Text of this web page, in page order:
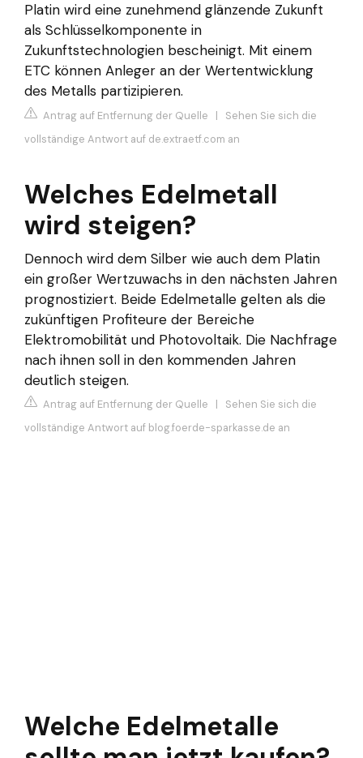
Platin wird eine zunehmend glänzende Zukunft
als Schlüsselkomponente in
Zukunftstechnologien bescheinigt. Mit einem
ETC können Anleger an der Wertentwicklung
des Metalls partizipieren.
Antrag auf Entfernung der Quelle | Sehen Sie sich die
vollständige Antwort auf de.extraetf.com an
Welches Edelmetall
wird steigen?
Dennoch wird dem Silber wie auch dem Platin
ein großer Wertzuwachs in den nächsten Jahren
prognostiziert. Beide Edelmetalle gelten als die
zukünftigen Profiteure der Bereiche
Elektromobilität und Photovoltaik. Die Nachfrage
nach ihnen soll in den kommenden Jahren
deutlich steigen.
Antrag auf Entfernung der Quelle | Sehen Sie sich die
vollständige Antwort auf blog.foerde-sparkasse.de an
Welche Edelmetalle